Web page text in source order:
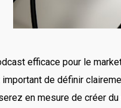
efficace pour le
important de définir
en mesure de créer